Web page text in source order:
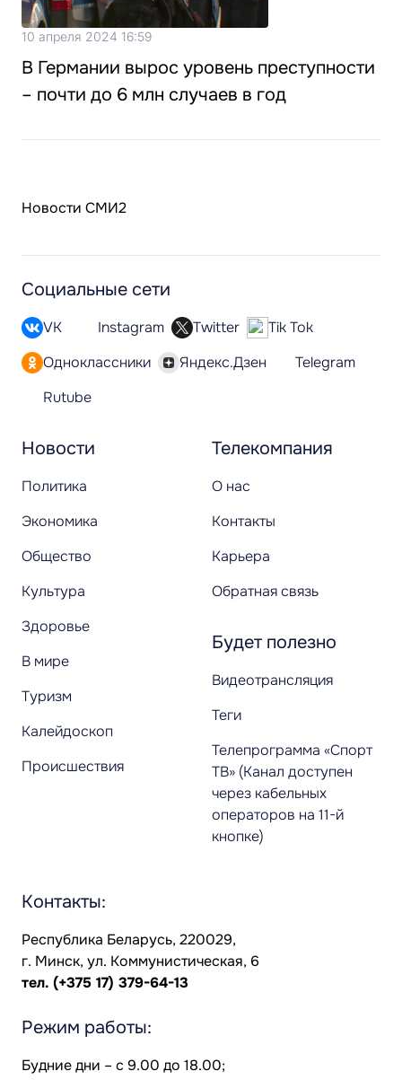
10 апреля 2024 16:59
В Германии вырос уровень преступности
– почти до 6 млн случаев в год
Новости СМИ2
Новости
Политика
Экономика
Общество
Культура
Здоровье
В мире
Туризм
Калейдоскоп
Происшествия
Телекомпания
О нас
Контакты
Карьера
Обратная связь
Будет полезно
Видеотрансляция
Теги
Телепрограмма «Спорт
ТВ» (Канал доступен
через кабельных
операторов на 11-й
кнопке)
Социальные сети
VK Instagram Twitter
Tik Tok
Одноклассники
Яндекс.Дзен
Telegram
Rutube
Контакты:
Республика Беларусь, 220029,
г. Минск, ул. Коммунистическая, 6
тел. (+375 17) 379-64-13
Режим работы:
Будние дни – с 9.00 до 18.00;